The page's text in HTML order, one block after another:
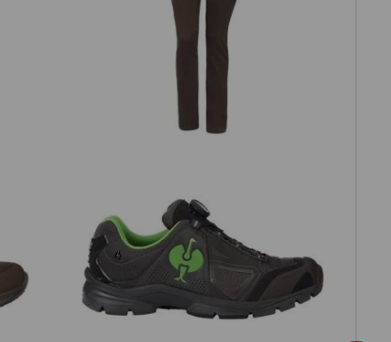
e.s. Pantalon de travail Chino,
femmes
O2 Chaussures de travail e.s. Minkar II